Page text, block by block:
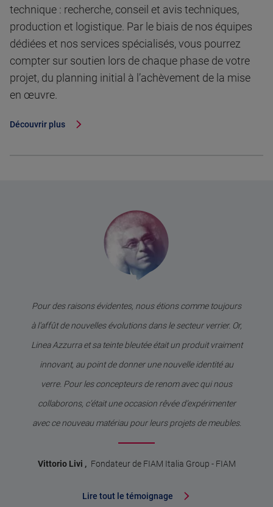
technique : recherche, conseil et avis techniques,
production et logistique. Par le biais de nos équipes
dédiées et nos services spécialisés, vous pourrez
compter sur soutien lors de chaque phase de votre
projet, du planning initial à l’achèvement de la mise
en œuvre.
Découvrir plus
Vittorio Livi , Fondateur de FIAM Italia Group - FIAM
Pour des raisons évidentes, nous étions comme toujours
à l’affût de nouvelles évolutions dans le secteur verrier. Or,
Linea Azzurra et sa teinte bleutée était un produit vraiment
innovant, au point de donner une nouvelle identité au
verre. Pour les concepteurs de renom avec qui nous
collaborons, c’était une occasion rêvée d’expérimenter
avec ce nouveau matériau pour leurs projets de meubles.
Lire tout le témoignage